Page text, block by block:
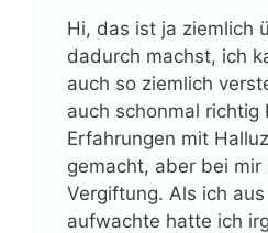
Hi, das ist ja ziemlich
dadurch machst, ich
auch so ziemlich
auch schonmal richtig
Erfahrungen mit
gemacht, aber bei mir
Vergiftung. Als ich
aufwachte hatte ich